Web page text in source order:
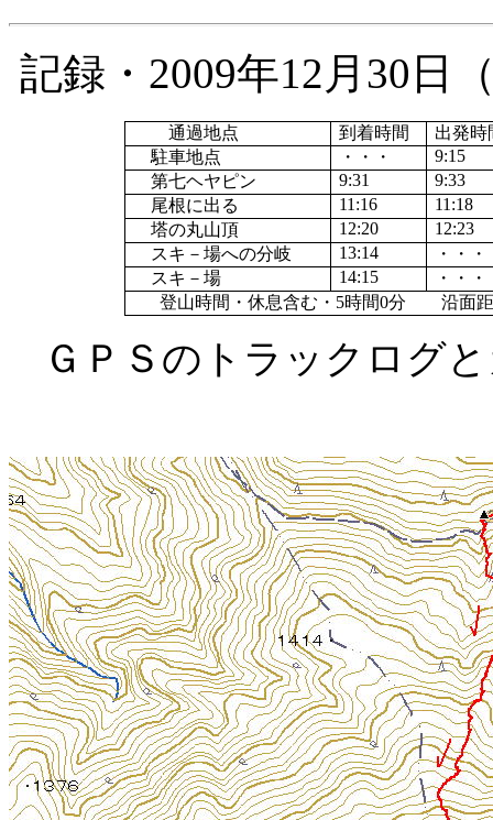
記録・ 2009年12 月 30 日
通過地点 到着時間
出発時
駐車地点
・・・
9:15
第七ヘヤピン
9:31
9:33
尾根に出る
11:16
11:18
塔の丸山頂
12:20
12:23
スキ－場への分岐
13:14
・・・
スキ－場
14:15
・・・
登山時間・休息含む・ 5時間0分 沿面距
ＧＰＳのトラックログ